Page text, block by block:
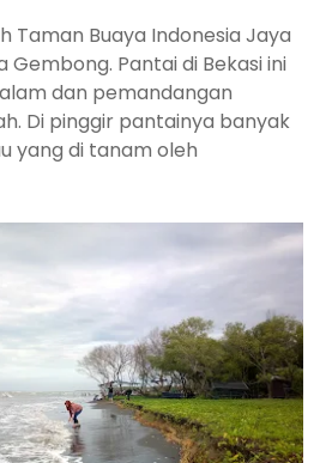
Taman Buaya Indonesia Jaya
Gembong. Pantai di Bekasi ini
dan pemandangan
Di pinggir pantainya banyak
yang di tanam oleh